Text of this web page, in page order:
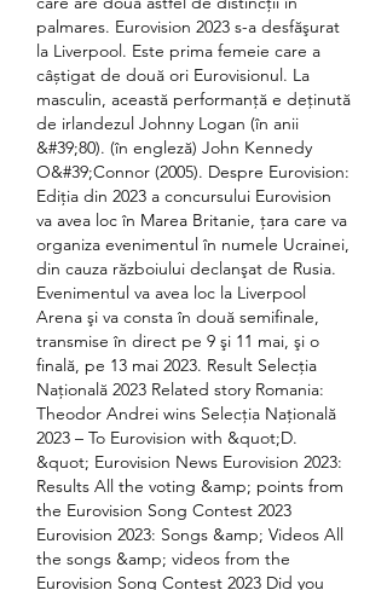
palmares. Eurovision 2023 s-a desfăşurat
la Liverpool. Este prima femeie care a
câștigat de două ori Eurovisionul. La
masculin, această performanță e deținută
de irlandezul Johnny Logan (în anii
&#39;80). (în engleză) John Kennedy
O&#39;Connor (2005). Despre Eurovision:
Ediţia din 2023 a concursului Eurovision
va avea loc în Marea Britanie, ţara care va
organiza evenimentul în numele Ucrainei,
din cauza războiului declanşat de Rusia.
Evenimentul va avea loc la Liverpool
Arena şi va consta în două semifinale,
transmise în direct pe 9 şi 11 mai, şi o
finală, pe 13 mai 2023. Result Selecția
Națională 2023 Related story Romania:
Theodor Andrei wins Selecția Națională
2023 – To Eurovision with &quot;D.
&quot; Eurovision News Eurovision 2023:
Results All the voting &amp; points from
the Eurovision Song Contest 2023
Eurovision 2023: Songs &amp; Videos All
the songs &amp; videos from the
Eurovision Song Contest 2023 Did you